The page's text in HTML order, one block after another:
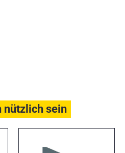
nützlich sein